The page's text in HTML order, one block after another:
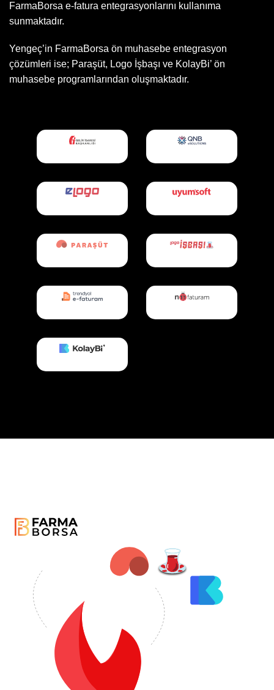
FarmaBorsa e-fatura entegrasyonlarını kullanıma
sunmaktadır.
Yengeç’in FarmaBorsa ön muhasebe entegrasyon
çözümleri ise; Paraşüt, Logo İşbaşı ve KolayBi’ ön
muhasebe programlarından oluşmaktadır.